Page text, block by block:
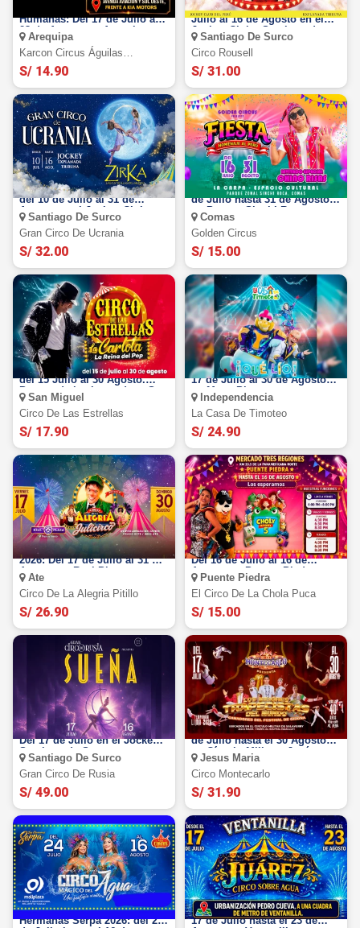
Karson Circus Águilas
Humanas: Del 17 de Julio al
23 de Agosto en Arequipa
Arequipa
Karcon Circus Águilas
Humanas
S/ 14.90
Circo Rousell 2026: del 17 de
Julio al 16 de Agosto en el
Jockey Club - Santiago de
Surco
Santiago De Surco
Circo Rousell
S/ 31.00
Gran Circo de Ucrania 2026:
del 10 de Julio al 31 de
Agosto en el Jockey Club-
Surco
Santiago De Surco
Gran Circo De Ucrania
S/ 32.00
Golden Circus 2026 : Del 16
de Julio hasta 31 de Agosto
en Parque Sinchi Roca -
Comas
Comas
Golden Circus
S/ 15.00
Circo de las Estrellas 2026:
del 15 Julio al 30 Agosto.
Parque de las Leyendas - San
Miguel
San Miguel
Circo De Las Estrellas
S/ 17.90
La Casa de Timoteo 2026: Del
17 de Julio al 30 de Agosto
en Mega Plaza -
Independencia
Independencia
La Casa De Timoteo
S/ 24.90
Circo de la Alegría de Pitillo
2026: Del 17 de Julio al 31 de
Agosto en Real Plaza
Puruchuco-Ate
Ate
Circo De La Alegria Pitillo
S/ 26.90
Circo de la Chola Puca 2026:
Del 16 de Julio al 16 de
Agosto en Puente Piedra
Puente Piedra
El Circo De La Chola Puca
S/ 15.00
El Gran Circo de Rusia 2026:
Del 17 de Julio en el Jockey -
Santiago de Surco
Santiago De Surco
Gran Circo De Rusia
S/ 49.00
Circo Montecarlo 2026: Del 17
de Julio hasta el 30 Agosto
en Círculo Militar - Jesús
María
Jesus Maria
Circo Montecarlo
S/ 31.90
Circo Mágico del agua Las
Hermanas Serpa 2026: del 24
Juarez Circo sobre Agua: Del
17 de Julio hasta el 23 de